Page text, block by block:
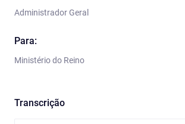
Administrador Geral
Para:
Ministério do Reino
Transcrição